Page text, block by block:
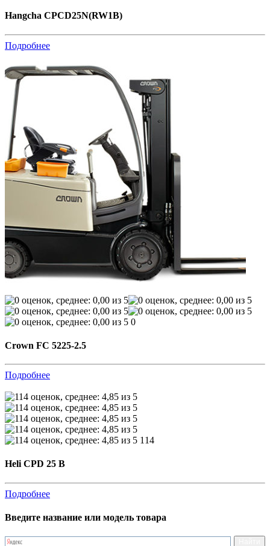
Hangcha CPCD25N(RW1B)
Подробнее
0
Crown FC 5225-2.5
Подробнее
114
Heli CPD 25 B
Подробнее
Введите название или модель товара